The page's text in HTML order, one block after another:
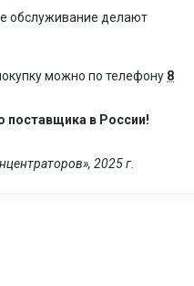
обслуживание делают
можно по телефону 8
поставщика в России!
2025 г.